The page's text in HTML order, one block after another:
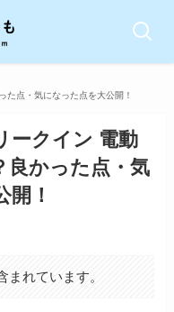
た点・気になった点を大公開！
ークイン 電動
良かった点・気
開！
れています。